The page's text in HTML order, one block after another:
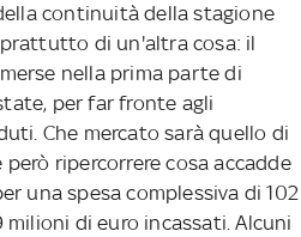
continuità della stagione
di un'altra cosa: il
nella prima parte di
per far fronte agli
Che mercato sarà quello di
ripercorrere cosa accadde
una spesa complessiva di 102
di euro incassati. Alcuni